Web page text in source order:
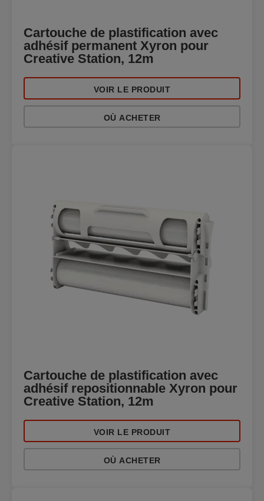
Cartouche de plastification avec
adhésif permanent Xyron pour
Creative Station, 12m
VOIR LE PRODUIT
OÙ ACHETER
Cartouche de plastification avec
adhésif repositionnable Xyron pour
Creative Station, 12m
VOIR LE PRODUIT
OÙ ACHETER